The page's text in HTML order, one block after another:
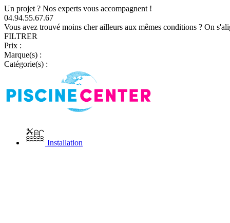
Un projet ? Nos experts vous accompagnent !
04.94.55.67.67
Vous avez trouvé moins cher ailleurs aux mêmes conditions ? On
FILTRER
Prix :
Marque(s) :
Catégorie(s) :
Installation